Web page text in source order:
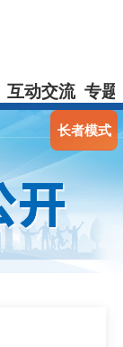
互动交流 专题
长者模式